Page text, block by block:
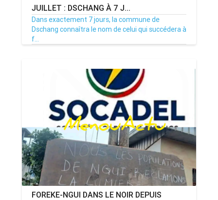
JUILLET : DSCHANG À 7 J...
Dans exactement 7 jours, la commune de
Dschang connaîtra le nom de celui qui succédera à
f...
FOREKE-NGUI DANS LE NOIR DEPUIS